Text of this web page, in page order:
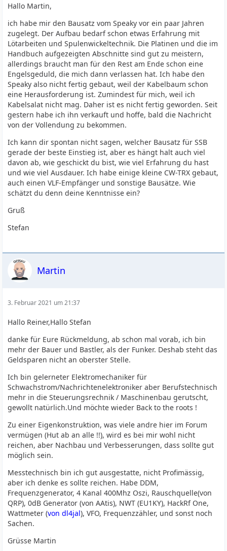
Hallo Martin,
ich habe mir den Bausatz vom Speaky vor ein paar Jahren
zugelegt. Der Aufbau bedarf schon etwas Erfahrung mit
Lötarbeiten und Spulenwickeltechnik. Die Platinen und die im
Handbuch aufgezeigten Abschnitte sind gut zu meistern,
allerdings braucht man für den Rest am Ende schon eine
Engelsgeduld, die mich dann verlassen hat. Ich habe den
Speaky also nicht fertig gebaut, weil der Kabelbaum schon
eine Herausforderung ist. Zumindest für mich, weil ich
Kabelsalat nicht mag. Daher ist es nicht fertig geworden. Seit
gestern habe ich ihn verkauft und hoffe, bald die Nachricht
von der Vollendung zu bekommen.
Ich kann dir spontan nicht sagen, welcher Bausatz für SSB
gerade der beste Einstieg ist, aber es hängt halt auch viel
davon ab, wie geschickt du bist, wie viel Erfahrung du hast
und wie viel Ausdauer. Ich habe einige kleine CW-TRX gebaut,
auch einen VLF-Empfänger und sonstige Bausätze. Wie
schätzt du denn deine Kenntnisse ein?
Gruß
Stefan
Martin
3. Februar 2021 um 21:37
Hallo Reiner,Hallo Stefan
danke für Eure Rückmeldung, ab schon mal vorab, ich bin
mehr der Bauer und Bastler, als der Funker. Deshab steht das
Geldsparen nicht an oberster Stelle.
Ich bin gelerneter Elektromechaniker für
Schwachstrom/Nachrichtenelektroniker aber Berufstechnisch
mehr in die Steuerungsrechnik / Maschinenbau gerutscht,
gewollt natürlich.Und möchte wieder Back to the roots !
Zu einer Eigenkonstruktion, was viele andre hier im Forum
vermügen (Hut ab an alle !!), wird es bei mir wohl nicht
reichen, aber Nachbau und Verbesserungen, dass sollte gut
möglich sein.
Messtechnisch bin ich gut ausgestatte, nicht Profimässig,
aber ich denke es sollte reichen. Habe DDM,
Frequenzgenerator, 4 Kanal 400Mhz Oszi, Rauschquelle(von
QRP), 0dB Generator (von AAtis), NWT (EU1KY), HackRf One,
Wattmeter (von dl4jal), VFO, Frequenzzähler, und sonst noch
Sachen.
Grüsse Martin